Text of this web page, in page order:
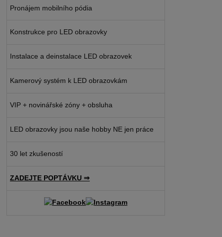
Pronájem mobilního pódia
Konstrukce pro LED obrazovky
Instalace a deinstalace LED obrazovek
Kamerový systém k LED obrazovkám
VIP + novinářské zóny + obsluha
LED obrazovky jsou naše hobby NE jen práce
30 let zkušeností
ZADEJTE POPTÁVKU ⇒